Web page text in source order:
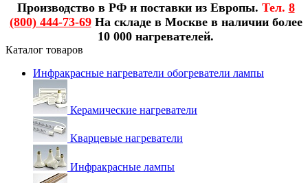
Производство в РФ и поставки из Европы. Тел. 8
(800) 444-73-69На складе в Москве в наличии более
10 000 нагревателей.
Каталог товаров
Инфракрасные нагреватели обогреватели лампы
Керамические нагреватели
Кварцевые нагреватели
Инфракрасные лампы